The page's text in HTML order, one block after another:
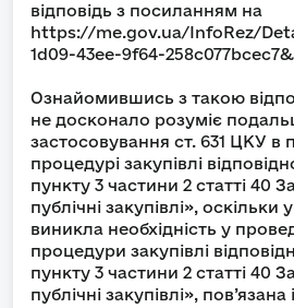
відповідь з посиланням на
https://me.gov.ua/InfoRez/
1d09-43ee-9f64-
Ознайомившись з такою
не досконало розуміє
застосовування ст. 631 ЦКУ в
процедурі закупівлі
пункту 3 частини 2 статті 40
публічні закупівлі», оскільки
виникла необхідність у
процедури закупівлі
пункту 3 частини 2 статті 40
публічні закупівлі»,